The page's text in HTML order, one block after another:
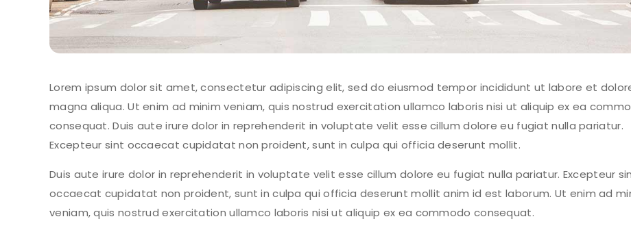
Lorem ipsum dolor sit amet, consectetur adipiscing elit, sed do eiusmod tempor incididunt ut labore et
magna aliqua. Ut enim ad minim veniam, quis nostrud exercitation ullamco laboris nisi ut aliquip ex ea
consequat. Duis aute irure dolor in reprehenderit in voluptate velit esse cillum dolore eu fugiat nulla pariatur.
Excepteur sint occaecat cupidatat non proident, sunt in culpa qui officia deserunt mollit.
Duis aute irure dolor in reprehenderit in voluptate velit esse cillum dolore eu fugiat nulla pariatur. Excepteur
occaecat cupidatat non proident, sunt in culpa qui officia deserunt mollit anim id est laborum. Ut enim ad
veniam, quis nostrud exercitation ullamco laboris nisi ut aliquip ex ea commodo consequat.